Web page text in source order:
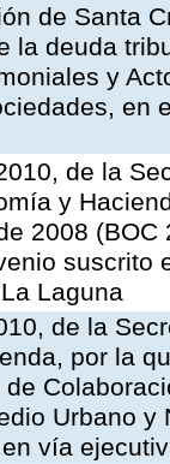
de Santa
la deuda
y
en
de la
y
2008
suscrito
Laguna
de la
por la
Urbano
vía